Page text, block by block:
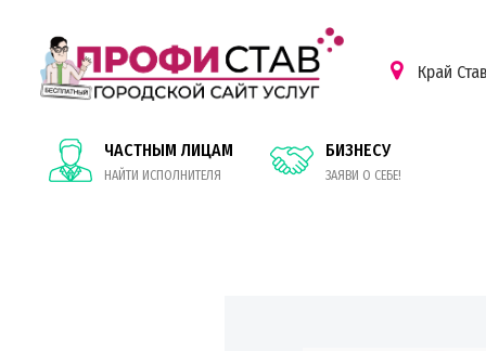
Край
ЧАСТНЫМ ЛИЦАМ
НАЙТИ ИСПОЛНИТЕЛЯ
БИЗНЕСУ
ЗАЯВИ О СЕБЕ!